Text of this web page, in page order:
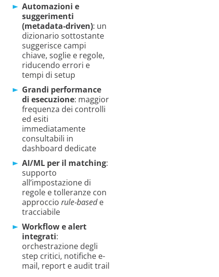
Automazioni e
suggerimenti
(metadata‑driven): un
dizionario sottostante
suggerisce campi
chiave, soglie e regole,
riducendo errori e
tempi di setup
Grandi performance
di esecuzione: maggior
frequenza dei controlli
ed esiti
immediatamente
consultabili in
dashboard dedicate
AI/ML per il matching:
supporto
all’impostazione di
regole e tolleranze con
approccio rule‑basede
tracciabile
Workflow e alert
integrati:
orchestrazione degli
step critici, notifiche e-
mail, report e audit trail